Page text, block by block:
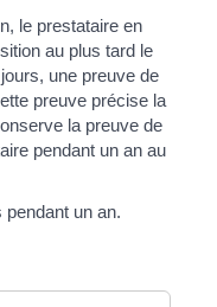
le prestataire en
au plus tard le
une preuve de
preuve précise la
la preuve de
pendant un an au
un an.